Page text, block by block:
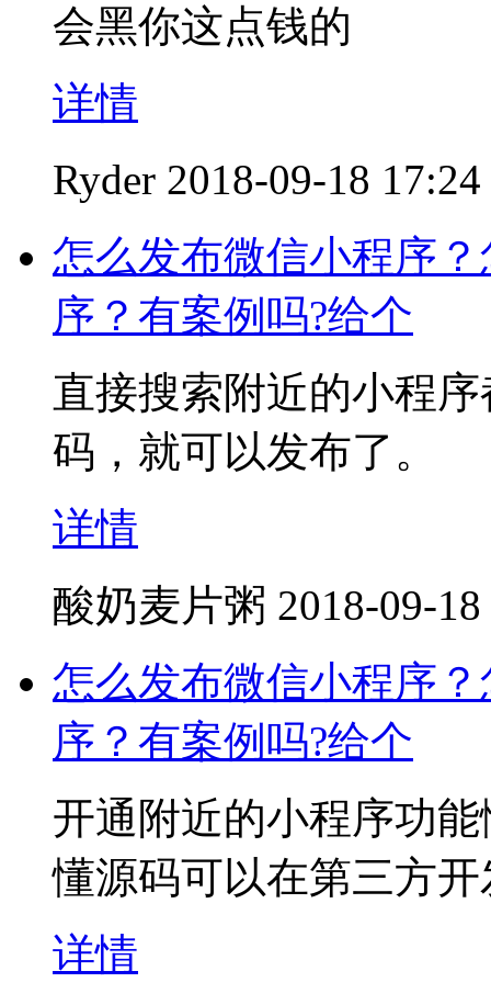
会黑你这点钱的
详情
Ryder 2018-09-18 17:24
怎么发布微信小程序
序？有案例吗?给个
直接搜索附近的小程
码，就可以发布了。
详情
酸奶麦片粥 2018-09-
怎么发布微信小程序
序？有案例吗?给个
开通附近的小程序功
懂源码可以在第三方
详情